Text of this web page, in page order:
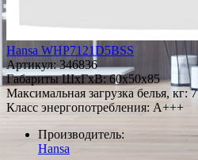
Hansa WHP7121D5BSS
Артикул:346836
Габариты ШxГxВ: 60x50x85
Максимальная загрузка белья, кг: 7
Класс энергопотребления: A+++
Производитель:
Hansa